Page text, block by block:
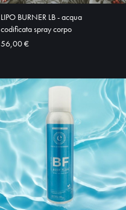
LIPO BURNER LB - acqua
codificata spray corpo
56,00 €